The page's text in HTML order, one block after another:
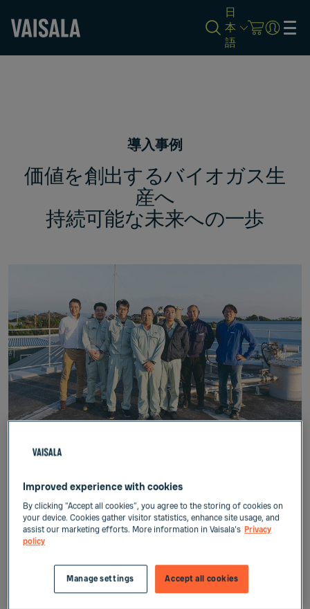
日
本
語
導入事例
価値を創出するバイオガス生
産へ
持続可能な未来への一歩
三浦半島
Japan
バイオガス精製
Improved experience with cookies
By clicking “Accept all cookies”, you agree to the storing of cookies on
your device. Cookies gather visitor statistics, enhance site usage, and
assist our marketing efforts. More information in Vaisala's Privacy
policy
Accept all cookies
Manage settings